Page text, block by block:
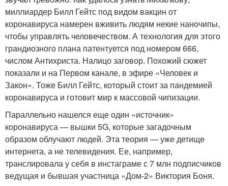
миллиардер Билл Гейтс под видом вакцин от
коронавируса намерен вживить людям некие наночипы,
чтобы управлять человечеством. А технология для этого
грандиозного плана патентуется под номером 666,
числом Антихриста. Налицо заговор. Похожий сюжет
показали и на Первом канале, в эфире «Человек и
Закон». Тоже Билл Гейтс, который стоит за пандемией
коронавируса и готовит мир к массовой чипизации.
Параллельно нашелся еще один «источник»
коронавируса — вышки 5G, которые загадочным
образом облучают людей. Эта теория — уже детище
интернета, а не телевидения. Ее, например,
транслировала у себя в инстаграме с 7 млн подписчиков
ведущая и бывшая участница «Дом-2» Виктория Боня.